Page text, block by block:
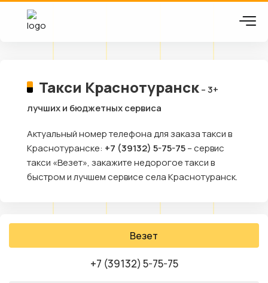
Такси Краснотуранск– 3+
лучших и бюджетных сервиса
Актуальный номер телефона для заказа такси в
Краснотуранске: +7 (39132) 5-75-75– сервис
такси «Везет», закажите недорогое такси в
быстром и лучшем сервисе села Краснотуранск.
Везет
+7 (39132) 5-75-75